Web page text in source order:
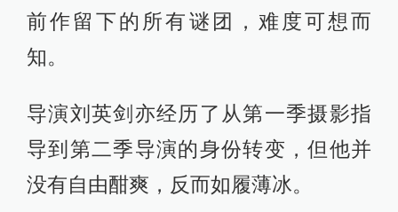
前作留下的所有谜团，难度可想而
知。
导演刘英剑亦经历了从第一季摄影指
导到第二季导演的身份转变，但他并
没有自由酣爽，反而如履薄冰。